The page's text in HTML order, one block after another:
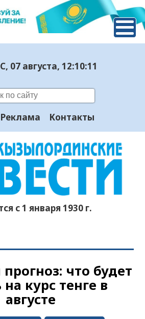
, 07 августа, 12:10:12
Реклама Контакты
с 1 января 1930 г.
что будет
на курс тенге в
августе